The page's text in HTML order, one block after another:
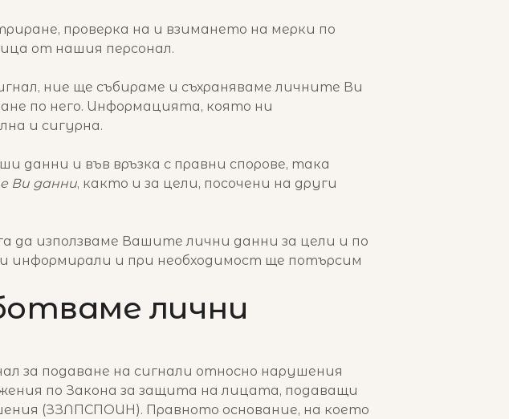
проверка на и взимането на мерки по
от нашия персонал.
ние ще събираме и съхраняваме личните Ви
по него. Информацията, която ни
и сигурна.
данни и във връзка с правни спорове, така
Ви данни, както и за цели, посочени на други
да използваме Вашите лични данни за цели и по
информирали и при необходимост ще потърсим
лични
за подаване на сигнали относно нарушения
по Закона за защита на лицата, подаващи
(ЗЗЛПСПОИН). Правното основание, на което